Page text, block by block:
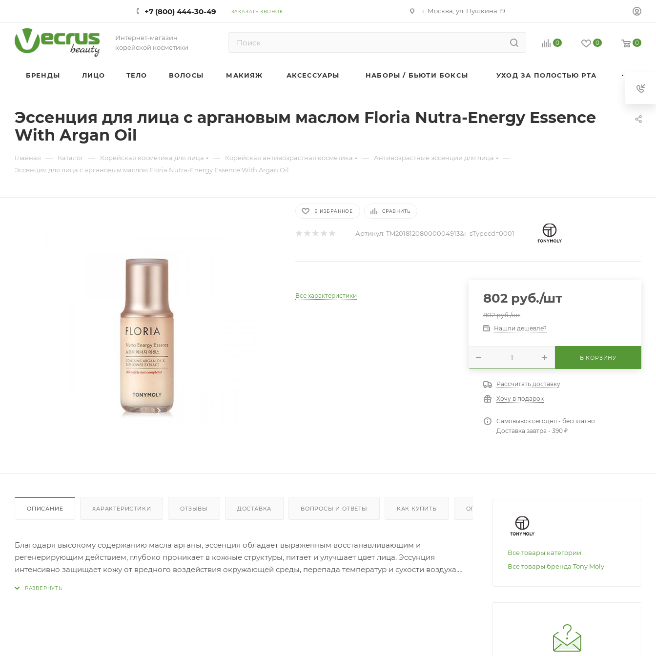
+7 (800) 444-30-49 ЗАКАЗАТЬ ЗВОНОК г. Москва, ул. Пушкина 19
Интернет-магазин
корейской косметики
0 0 0
БРЕНДЫ ЛИЦО ТЕЛО ВОЛОСЫ МАКИЯЖ АКСЕССУАРЫ НАБОРЫ / БЬЮТИ БОКСЫ УХОД ЗА ПОЛОСТЬЮ РТА
Эссенция для лица с аргановым маслом Floria Nutra-Energy Essence
With Argan Oil
Главная — Каталог — Корейская косметика для лица — Корейская антивозрастная косметика — Антивозрастные эссенции для лица —
Эссенция для лица с аргановым маслом Floria Nutra-Energy Essence With Argan Oil
В ИЗБРАННОЕ СРАВНИТЬ
Артикул: TM20181208000004913&i_sTypecd=0001
Все характеристики 802руб./шт
802руб./шт
Нашли дешевле?
В КОРЗИНУ
Рассчитать доставку
Хочу в подарок
Самовывоз сегодня - бесплатно
Доставка завтра - 390 ₽
ОПИСАНИЕ ХАРАКТЕРИСТИКИ ОТЗЫВЫ ДОСТАВКА ВОПРОСЫ И ОТВЕТЫ КАК КУПИТЬ ОПЛАТА
Благодаря высокому содержанию масла арганы, эссенция обладает выраженным восстанавливающим и
регенерирующим действием, глубоко проникает в кожные структуры, питает и улучшает цвет лица. Эccунция
интенсивно защищает кожу от вредного воздействия окружающей среды, перепада температур и сухости воздуха.
Все товары категории
Все товары бренда Tony Moly